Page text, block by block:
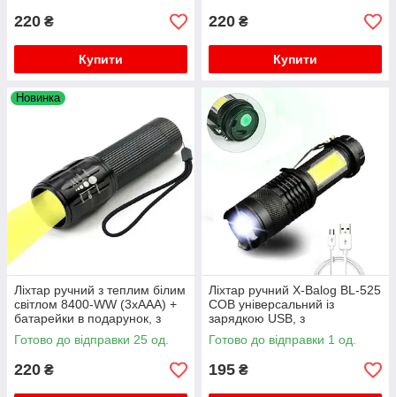
220 ₴
Купити
220 ₴
Купити
Новинка
Ліхтар ручний з теплим білим
світлом 8400-WW (3xAAA) +
батарейки в подарунок, з
фокусуванням
Готово до відправки 25 од.
220 ₴
Ліхтар ручний X-Balog BL-525
COB універсальний із
зарядкою USB, з
фокусуванням, з кліпсою
Готово до відправки 1 од.
195 ₴